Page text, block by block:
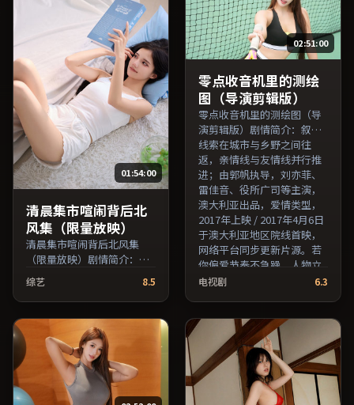
01:54:00
清晨集市喧闹背后北
风集（限量放映）
清晨集市喧闹背后北风集
（限量放映）剧情简介：叙
事在多重视角间切换，场面
调度注重留白与观众想象空
间；由乌尔善执导，张译、
吴京、章子怡等主演，中国
香港出品，传记类型，2020
年上映 / 2020年10月11日于
中国香港地区院线首映，网
络平台同步更新片源。可作
为周末家庭观影或独自细品
综艺 8.5
02:51:00
零点收音机里的测绘
图（导演剪辑版）
零点收音机里的测绘图（导
演剪辑版）剧情简介：叙事
线索在城市与乡野之间往
返，亲情线与友情线并行推
进；由郭帆执导，刘亦菲、
雷佳音、役所广司等主演，
澳大利亚出品，爱情类型，
2017年上映 / 2017年4月6日
于澳大利亚地区院线首映，
网络平台同步更新片源。若
你偏爱节奏不急躁、人物立
体的作品，值得一看。（国
索。）
电视剧 6.3